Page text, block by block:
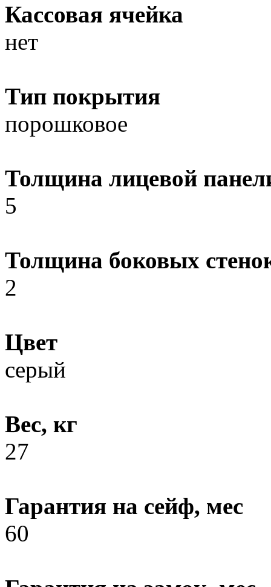
Кассовая ячейка
нет
Тип покрытия
порошковое
Толщина лицевой
5
Толщина боковых
2
Цвет
серый
Вес, кг
27
Гарантия на сейф, мес
60